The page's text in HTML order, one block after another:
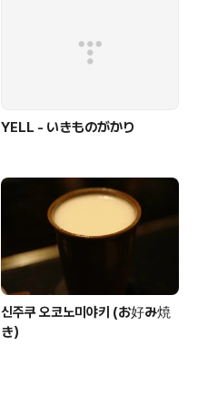
YELL - いきものがかり
신주쿠 오코노미야키 (お好み焼
き）